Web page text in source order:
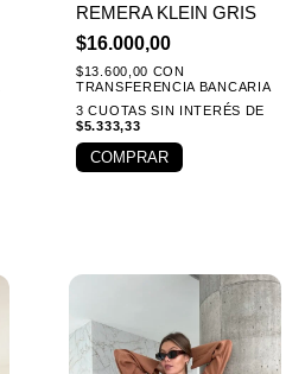
REMERA KLEIN GRIS
$16.000,00
$13.600,00 CON
TRANSFERENCIA BANCARIA
3 CUOTAS SIN INTERÉS DE
$5.333,33
COMPRAR